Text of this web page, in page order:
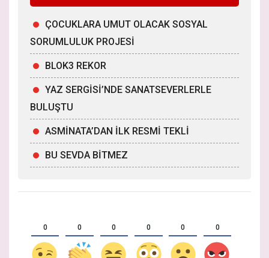
ÇOCUKLARA UMUT OLACAK SOSYAL
SORUMLULUK PROJESİ
BLOK3 REKOR
YAZ SERGİSİ’NDE SANATSEVERLERLE
BULUŞTU
ASMİNATA’DAN İLK RESMİ TEKLİ
BU SEVDA BİTMEZ
0 0 0 0 0 0